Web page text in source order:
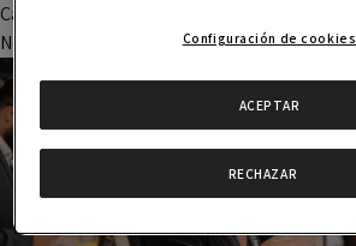
Categorías
No hay categorías
Configuración de cookies
RECHAZAR
ACEPTAR